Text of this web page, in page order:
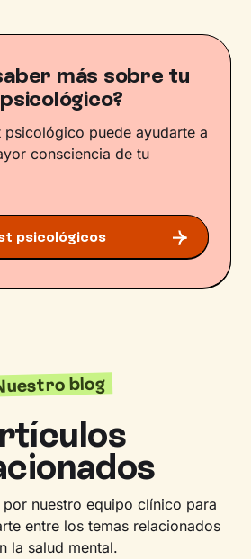
más sobre tu
psicológico puede ayudarte a
consciencia de tu
psicológicos
blog
nuestro equipo clínico para
entre los temas relacionados
la salud mental.